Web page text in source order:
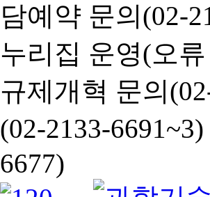
담예약 문의(02-
누리집 운영(오
규제개혁 문의
(02-2133-6691~3)
6677)